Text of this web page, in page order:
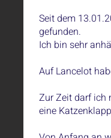
Seit dem
gefunden.
Ich bin sehr
Auf Lancelot
Zur Zeit darf ich
eine